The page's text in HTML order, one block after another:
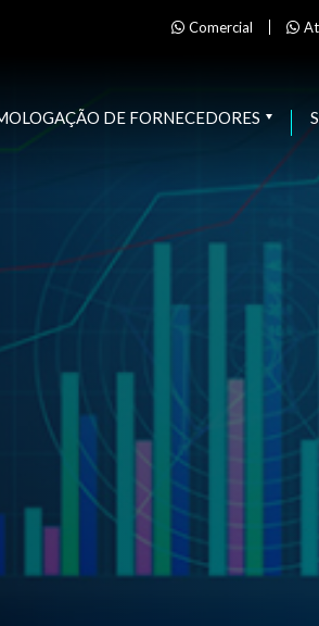
Comercial
DE FORNECEDORES